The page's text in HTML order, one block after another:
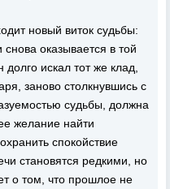
новый виток судьбы:
оказывается в той
долго искал тот же клад,
заново столкнувшись с
судьбы, должна
желание найти
спокойствие
становятся редкими, но
о том, что прошлое не